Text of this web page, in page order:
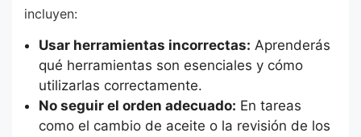
incluyen:
Usar herramientas incorrectas: Aprenderás
qué herramientas son esenciales y cómo
utilizarlas correctamente.
No seguir el orden adecuado: En tareas
como el cambio de aceite o la revisión de los